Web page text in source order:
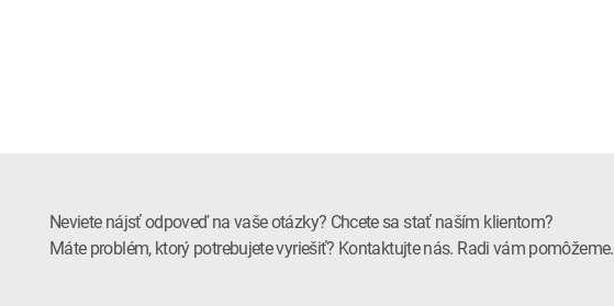
Neviete nájsť odpoveď na vaše otázky? Chcete sa stať naším klientom?
Máte problém, ktorý potrebujete vyriešiť? Kontaktujte nás. Radi vám pomôžeme.